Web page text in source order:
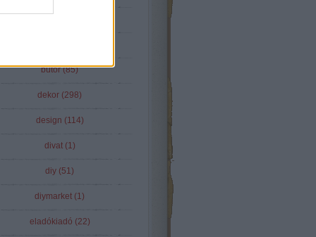
bútor(85)
dekor (298)
design (114)
divat (1 )
diy (51 )
diymarket (1 )
eladókiadó (22)